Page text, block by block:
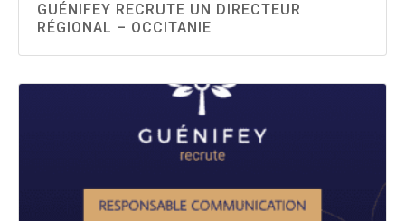
GUÉNIFEY RECRUTE UN DIRECTEUR
RÉGIONAL – OCCITANIE